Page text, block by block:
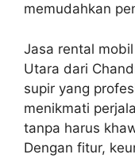
memudahkan
Jasa rental
Utara dari
supir yang
menikmati
tanpa harus
Dengan fitur,